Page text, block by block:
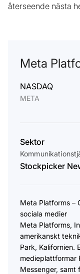
återseende nästa
Meta
NASDAQ
META
Sektor
Stockpicker
Meta Platforms –
sociala medier
Meta Platforms,
amerikanskt
Park, Kalifornien.
medieplattformar
Messenger, samt